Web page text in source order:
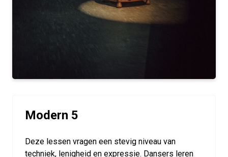
Modern 5
Deze lessen vragen een stevig niveau van
techniek, lenigheid en expressie. Dansers leren